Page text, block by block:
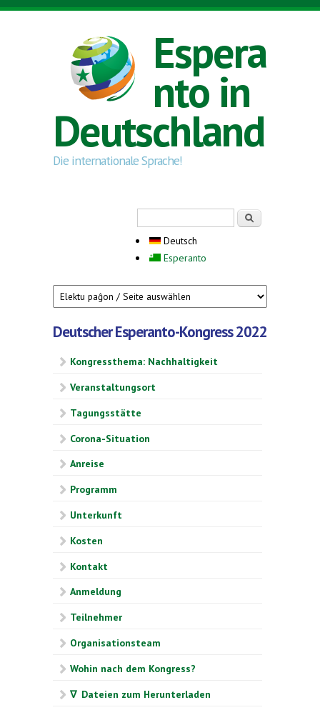
Direkt zum Inhalt
Espera
nto in
Deutschland
Die internationale Sprache!
Deutsch
Esperanto
Deutscher Esperanto-Kongress 2022
Kongressthema: Nachhaltigkeit
Veranstaltungsort
Tagungsstätte
Corona-Situation
Anreise
Programm
Unterkunft
Kosten
Kontakt
Anmeldung
Teilnehmer
Organisationsteam
Wohin nach dem Kongress?
∇ Dateien zum Herunterladen